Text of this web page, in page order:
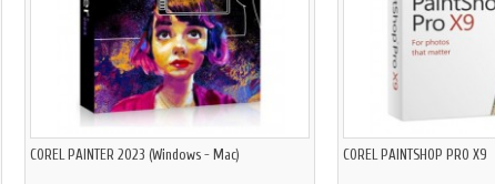
COREL PAINTER 2023 (Windows - Mac) COREL PAINTSHOP PRO X9